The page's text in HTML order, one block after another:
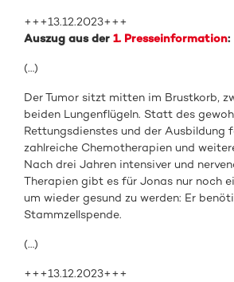
+++13.12.2023+++
Auszug aus der1. Presseinformation:
(…)
Der Tumor sitzt mitten im Brustkorb,
beiden Lungenflügeln. Statt des
Rettungsdienstes und der Ausbildung
zahlreiche Chemotherapien und
Nach drei Jahren intensiver und
Therapien gibt es für Jonas nur noch
um wieder gesund zu werden: Er
Stammzellspende.
(…)
+++13.12.2023+++